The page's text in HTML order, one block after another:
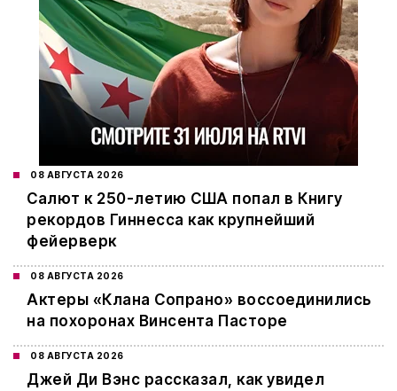
08 АВГУСТА 2026
Салют к 250-летию США попал в Книгу
рекордов Гиннесса как крупнейший
фейерверк
08 АВГУСТА 2026
Актеры «Клана Сопрано» воссоединились
на похоронах Винсента Пасторе
08 АВГУСТА 2026
Джей Ди Вэнс рассказал, как увидел